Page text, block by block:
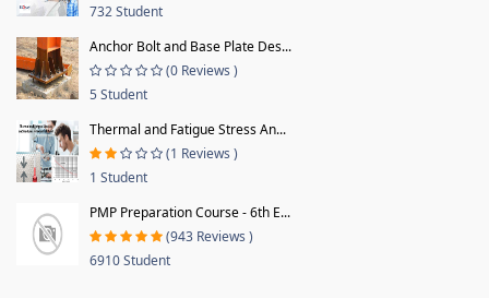
732 Student
Anchor Bolt and Base Plate Des...
(0 Reviews )
5 Student
Thermal and Fatigue Stress An...
(1 Reviews )
1 Student
PMP Preparation Course - 6th E...
(943 Reviews )
6910 Student